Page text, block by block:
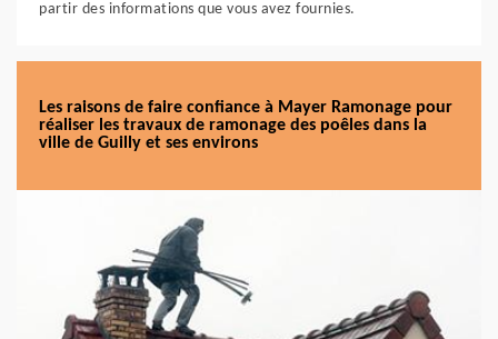
partir des informations que vous avez fournies.
Les raisons de faire confiance à Mayer Ramonage pour
réaliser les travaux de ramonage des poêles dans la
ville de Guilly et ses environs